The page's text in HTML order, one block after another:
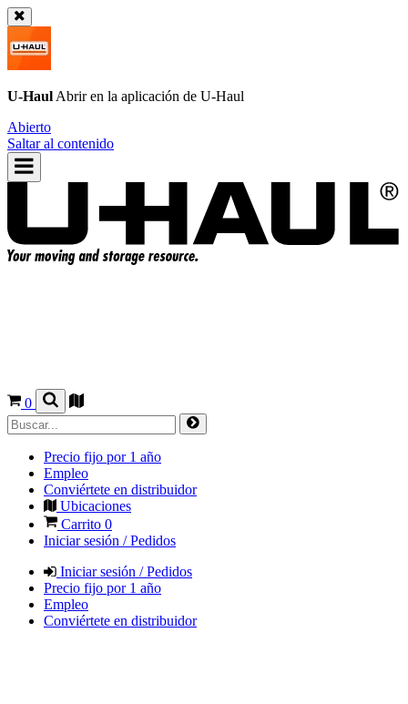
U-Haul Abrir en la aplicación de U-Haul
Abierto
Saltar al contenido
0
Precio fijo por 1 año
Empleo
Conviértete en distribuidor
Ubicaciones
Carrito 0
Iniciar sesión / Pedidos
Iniciar sesión / Pedidos
Precio fijo por 1 año
Empleo
Conviértete en distribuidor